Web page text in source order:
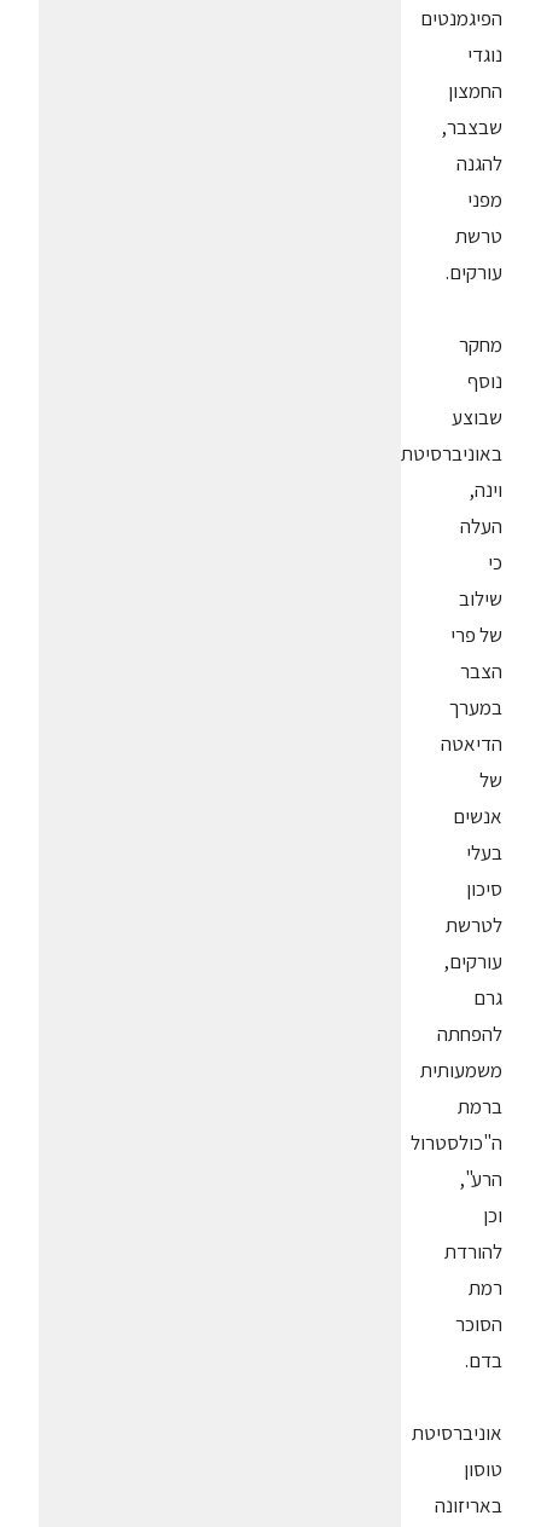
הפיגמנטים
נוגדי
החמצון
שבצבר,
להגנה
מפני
טרשת
עורקים.
מחקר
נוסף
שבוצע
באוניברסיטת
וינה,
העלה
כי
שילוב
של פרי
הצבר
במערך
הדיאטה
של
אנשים
בעלי
סיכון
לטרשת
עורקים,
גרם
להפחתה
משמעותית
ברמת
ה"כולסטרול
הרע",
וכן
להורדת
רמת
הסוכר
בדם.
אוניברסיטת
טוסון
באריזונה